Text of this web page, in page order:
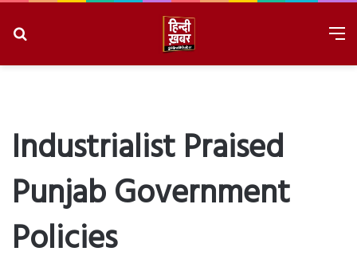
Industrialist Praised
Punjab Government
Policies